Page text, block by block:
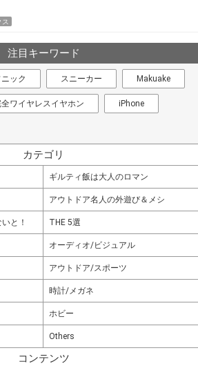
ス
注目キーワード
ック スニーカー Makuake
ワイヤレスイヤホン iPhone
カテゴリ
ギルティ飯は大人のロマン
アウトドア名人の外遊び＆メシ
と！ THE 5選
オーディオ/ビジュアル
アウトドア/スポーツ
時計/メガネ
ホビー
Others
コンテンツ